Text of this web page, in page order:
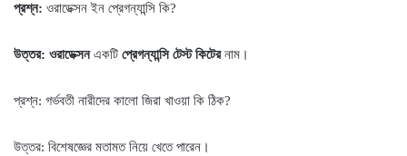
প্রশ্ন: ওরাডেক্সন ইন প্রেগন্যান্সি কি?
উত্তর: ওরাডেক্সনএকটি প্রেগন্যান্সি টেস্ট কিটেরনাম।
প্রশ্ন: গর্ভবতী নারীদের কালো জিরা খাওয়া কি ঠিক?
উত্তর: বিশেষজ্ঞের মতামত নিয়ে খেতে পারেন।